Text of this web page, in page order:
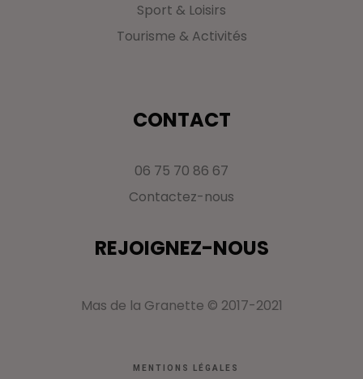
Sport & Loisirs
Tourisme & Activités
CONTACT
06 75 70 86 67
Contactez-nous
REJOIGNEZ-NOUS
Mas de la Granette © 2017-2021
MENTIONS LÉGALES